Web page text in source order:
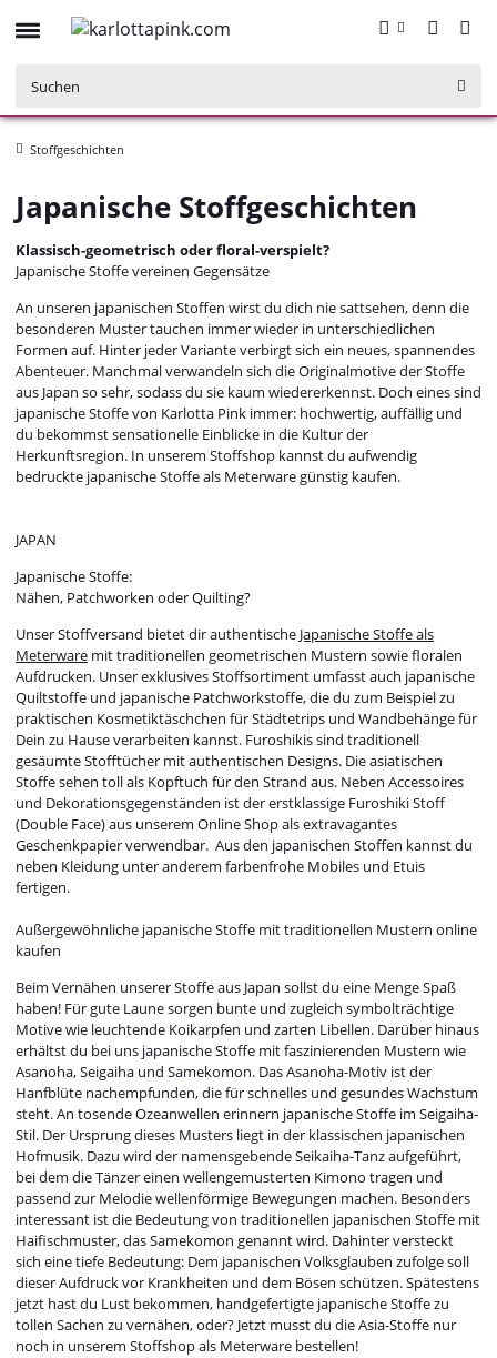
Stoffgeschichten
Japanische Stoffgeschichten
Klassisch-geometrisch oder floral-verspielt?
Japanische Stoffe vereinen Gegensätze
An unseren japanischen Stoffen wirst du dich nie sattsehen, denn die
besonderen Muster tauchen immer wieder in unterschiedlichen
Formen auf. Hinter jeder Variante verbirgt sich ein neues, spannendes
Abenteuer. Manchmal verwandeln sich die Originalmotive der Stoffe
aus Japan so sehr, sodass du sie kaum wiedererkennst. Doch eines sind
japanische Stoffe von Karlotta Pink immer: hochwertig, auffällig und
du bekommst sensationelle Einblicke in die Kultur der
Herkunftsregion. In unserem Stoffshop kannst du aufwendig
bedruckte japanische Stoffe als Meterware günstig kaufen.
JAPAN
Japanische Stoffe:
Nähen, Patchworken oder Quilting?
Unser Stoffversand bietet dir authentische Japanische Stoffe als
Meterware mit traditionellen geometrischen Mustern sowie floralen
Aufdrucken. Unser exklusives Stoffsortiment umfasst auch japanische
Quiltstoffe und japanische Patchworkstoffe, die du zum Beispiel zu
praktischen Kosmetiktäschchen für Städtetrips und Wandbehänge für
Dein zu Hause verarbeiten kannst. Furoshikis sind traditionell
gesäumte Stofftücher mit authentischen Designs. Die asiatischen
Stoffe sehen toll als Kopftuch für den Strand aus. Neben Accessoires
und Dekorationsgegenständen ist der erstklassige Furoshiki Stoff
(Double Face) aus unserem Online Shop als extravagantes
Geschenkpapier verwendbar. Aus den japanischen Stoffen kannst du
neben Kleidung unter anderem farbenfrohe Mobiles und Etuis
fertigen.
Außergewöhnliche japanische Stoffe mit traditionellen Mustern online
kaufen
Beim Vernähen unserer Stoffe aus Japan sollst du eine Menge Spaß
haben! Für gute Laune sorgen bunte und zugleich symbolträchtige
Motive wie leuchtende Koikarpfen und zarten Libellen. Darüber hinaus
erhältst du bei uns japanische Stoffe mit faszinierenden Mustern wie
Asanoha, Seigaiha und Samekomon. Das Asanoha-Motiv ist der
Hanfblüte nachempfunden, die für schnelles und gesundes Wachstum
steht. An tosende Ozeanwellen erinnern japanische Stoffe im Seigaiha-
Stil. Der Ursprung dieses Musters liegt in der klassischen japanischen
Hofmusik. Dazu wird der namensgebende Seikaiha-Tanz aufgeführt,
bei dem die Tänzer einen wellengemusterten Kimono tragen und
passend zur Melodie wellenförmige Bewegungen machen. Besonders
interessant ist die Bedeutung von traditionellen japanischen Stoffe mit
Haifischmuster, das Samekomon genannt wird. Dahinter versteckt
sich eine tiefe Bedeutung: Dem japanischen Volksglauben zufolge soll
dieser Aufdruck vor Krankheiten und dem Bösen schützen. Spätestens
jetzt hast du Lust bekommen, handgefertigte japanische Stoffe zu
tollen Sachen zu vernähen, oder? Jetzt musst du die Asia-Stoffe nur
noch in unserem Stoffshop als Meterware bestellen!